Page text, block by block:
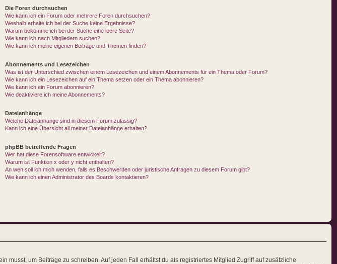
Die Foren durchsuchen
Wie kann ich ein Forum oder mehrere Foren durchsuchen?
Weshalb erhalte ich bei der Suche keine Ergebnisse?
Warum bekomme ich bei der Suche eine leere Seite?
Wie kann ich nach Mitgliedern suchen?
Wie kann ich meine eigenen Beiträge und Themen finden?
Abonnements und Lesezeichen
Was ist der Unterschied zwischen einem Lesezeichen und einem Abonnements für ein Thema oder Forum?
Wie kann ich ein Lesezeichen auf ein Thema setzen oder ein Thema abonnieren?
Wie kann ich ein Forum abonnieren?
Wie deaktiviere ich meine Abonnements?
Dateianhänge
Welche Dateianhänge sind in diesem Forum zulässig?
Kann ich eine Übersicht all meiner Dateianhänge erhalten?
phpBB betreffende Fragen
Wer hat diese Forensoftware entwickelt?
Warum ist Funktion x oder y nicht enthalten?
An wen soll ich mich wenden, falls es Beschwerden oder juristische Anfragen zu diesem Forum gibt?
Wie kann ich einen Administrator des Boards kontaktieren?
um Beiträge zu schreiben. Auf jeden Fall erhältst du als registriertes Mitglied Zugriff auf zusätzliche